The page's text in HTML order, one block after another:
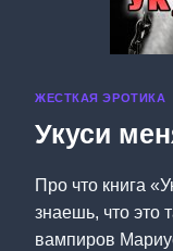
ЖЕСТКАЯ ЭРОТИКА
Укуси
Про что книга
знаешь, что это
вампиров